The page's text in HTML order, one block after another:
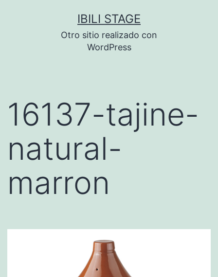
IBILI STAGE
Otro sitio realizado con
WordPress
16137-tajine-
natural-
marron